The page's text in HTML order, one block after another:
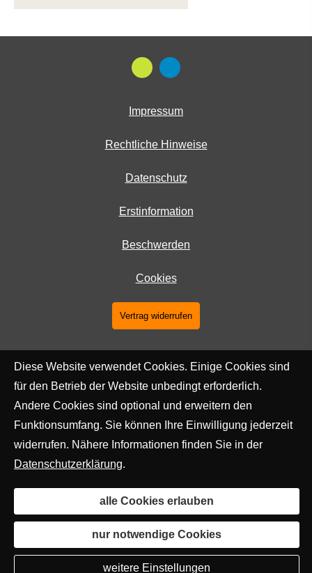
Impressum
Rechtliche Hinweise
Datenschutz
Erstinformation
Beschwerden
Cookies
Vertrag widerrufen
Diese Website verwendet Cookies. Einige Cookies sind
für den Betrieb der Website unbedingt erforderlich.
Andere Cookies sind optional und erweitern den
Funktionsumfang. Sie können Ihre Einwilligung jederzeit
widerrufen. Nähere Informationen finden Sie in der
Datenschutzerklärung.
alle Cookies erlauben
nur notwendige Cookies
weitere Einstellungen